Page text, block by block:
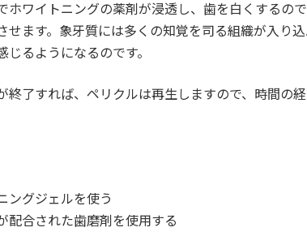
ホワイトニングの薬剤が浸透し、歯を白くするの
せます。象牙質には多くの知覚を司る組織が入り
るようになるのです。
終了すれば、ペリクルは再生しますので、時間の
ングジェルを使う
配合された歯磨剤を使用する